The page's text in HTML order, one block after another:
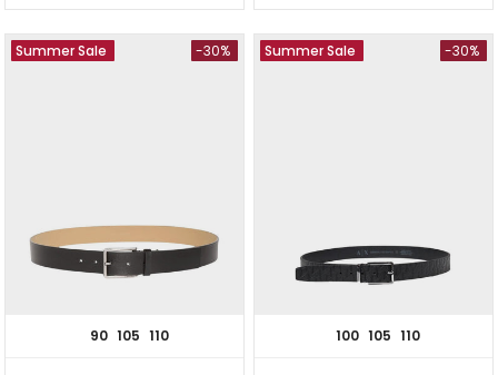
Summer Sale -30%
90 105 110
Summer Sale -30%
100 105 110